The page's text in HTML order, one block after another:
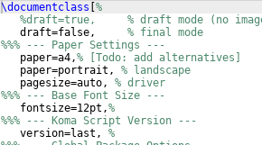
\documentclass %
%draft=true,     % draft mode (no
   draft=false,
% final mode
%%% --- Paper Settings ---
   paper=a4,
% [Todo: add alternatives]
   paper=portrait,
% landscape
   pagesize=auto,
% driver
%%% --- Base Font Size ---
   fontsize=12pt,
%
%%% --- Koma Script Version ---
   version=last,
%